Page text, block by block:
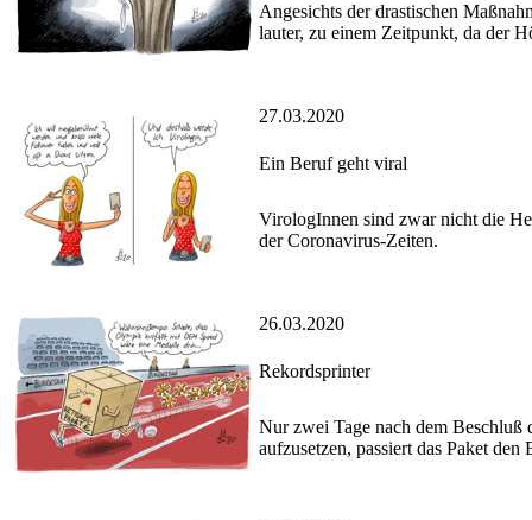
Angesichts der drastischen
lauter, zu einem Zeitpunkt, da der
27.03.2020
Ein Beruf geht viral
VirologInnen sind zwar nicht die
der Coronavirus-Zeiten.
26.03.2020
Rekordsprinter
Nur zwei Tage nach dem Beschluß
aufzusetzen, passiert das Paket